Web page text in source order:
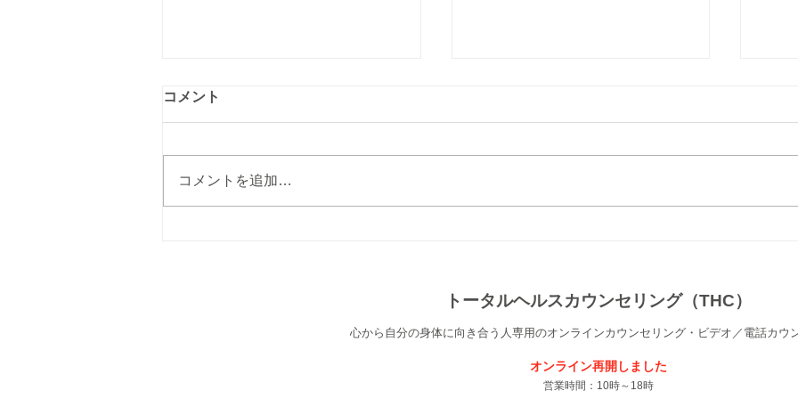
【お支払いのご注意】
コメント
コメントを追加…
トータルヘルスカウンセリング（THC）
心から自分の身体に向き合う人専用のオンラインカウンセリング・ビデオ／電話カウ
オンライン再開 ​しました
営業時間：10時～18時